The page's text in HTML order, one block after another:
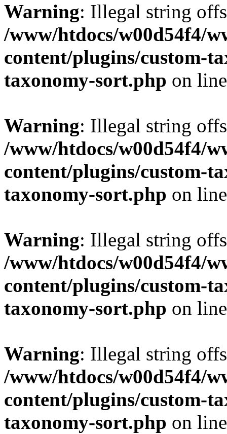
Warning: Illegal string
/www/htdocs/w00d54f4/
content/plugins/custom-
taxonomy-sort.php on
Warning: Illegal string
/www/htdocs/w00d54f4/
content/plugins/custom-
taxonomy-sort.php on
Warning: Illegal string
/www/htdocs/w00d54f4/
content/plugins/custom-
taxonomy-sort.php on
Warning: Illegal string
/www/htdocs/w00d54f4/
content/plugins/custom-
taxonomy-sort.php on